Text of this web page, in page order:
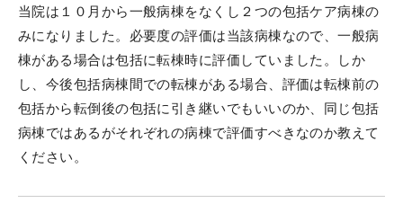
当院は１０月から一般病棟をなくし２つの包括ケア病棟の
みになりました。必要度の評価は当該病棟なので、一般病
棟がある場合は包括に転棟時に評価していました。しか
し、今後包括病棟間での転棟がある場合、評価は転棟前の
包括から転倒後の包括に引き継いでもいいのか、同じ包括
病棟ではあるがそれぞれの病棟で評価すべきなのか教えて
ください。